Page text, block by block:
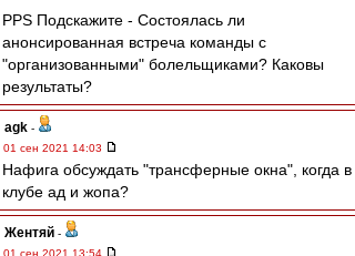
PPS Подскажите - Cостоялась ли
анонсированная встреча команды с
"организованными" болельщиками? Каковы
результаты?
agk -
01 сен 2021 14:03
Нафига обсуждать "трансферные окна", когда в
клубе ад и жопа?
Жентяй -
01 сен 2021 13:54